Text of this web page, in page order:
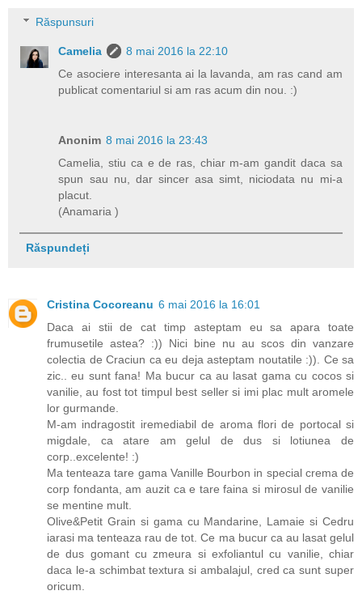
Răspunsuri
Camelia
8 mai 2016 la 22:10
Ce asociere interesanta ai la lavanda, am ras cand am
publicat comentariul si am ras acum din nou. :)
Anonim 8 mai 2016 la 23:43
Camelia, stiu ca e de ras, chiar m-am gandit daca sa
spun sau nu, dar sincer asa simt, niciodata nu mi-a
placut.
(Anamaria )
Răspundeți
Cristina Cocoreanu 6 mai 2016 la 16:01
Daca ai stii de cat timp asteptam eu sa apara toate
frumusetile astea? :)) Nici bine nu au scos din vanzare
colectia de Craciun ca eu deja asteptam noutatile :)). Ce sa
zic.. eu sunt fana! Ma bucur ca au lasat gama cu cocos si
vanilie, au fost tot timpul best seller si imi plac mult aromele
lor gurmande.
M-am indragostit iremediabil de aroma flori de portocal si
migdale, ca atare am gelul de dus si lotiunea de
corp..excelente! :)
Ma tenteaza tare gama Vanille Bourbon in special crema de
corp fondanta, am auzit ca e tare faina si mirosul de vanilie
se mentine mult.
Olive&Petit Grain si gama cu Mandarine, Lamaie si Cedru
iarasi ma tenteaza rau de tot. Ce ma bucur ca au lasat gelul
de dus gomant cu zmeura si exfoliantul cu vanilie, chiar
daca le-a schimbat textura si ambalajul, cred ca sunt super
oricum.